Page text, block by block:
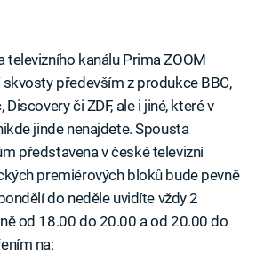
kanálu Prima ZOOM
především z produkce BBC,
či ZDF, ale i jiné, které v
jinde nenajdete. Spousta
představena v české televizní
premiérových bloků bude pevně
do neděle uvidíte vždy 2
od 18.00 do 20.00 a od 20.00 do
na: